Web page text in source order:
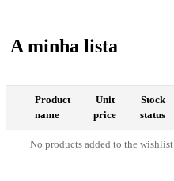
A minha lista
Product
name
Unit
price
Stock
status
No products added to the wishlist